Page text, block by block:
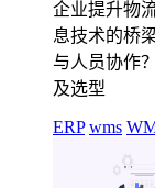
企业提升物
息技术的桥
与人员协作
及选型
ERP wms